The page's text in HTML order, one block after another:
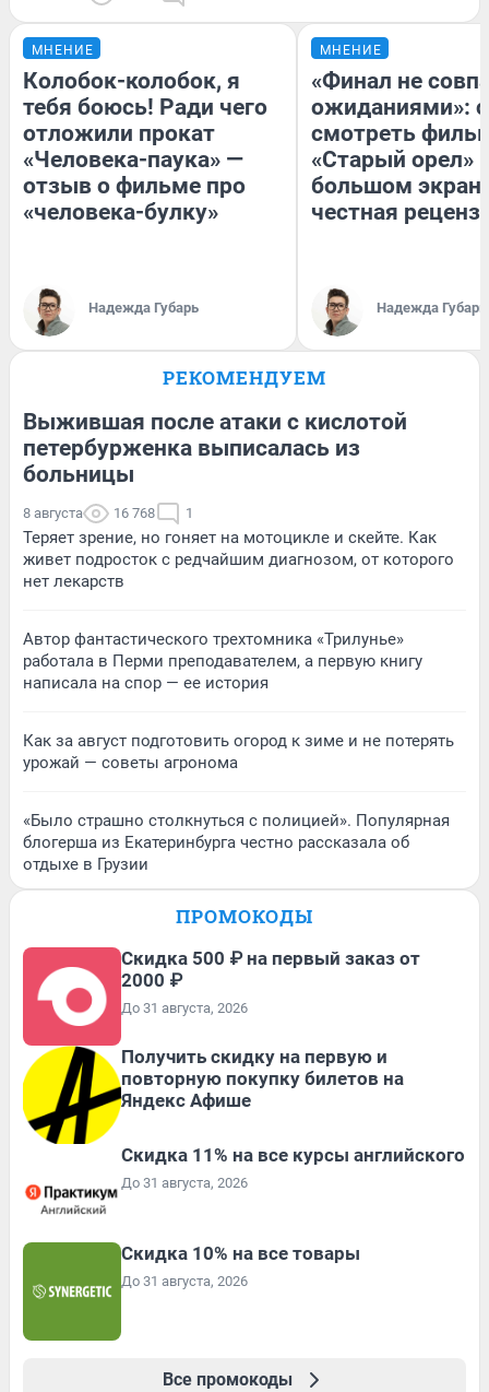
МНЕНИЕ
Колобок-колобок, я
тебя боюсь! Ради чего
отложили прокат
«Человека-паука» —
отзыв о фильме про
«человека-булку»
Надежда Губарь
МНЕНИЕ
«Финал не
ожиданиями»:
смотреть
«Старый орел»
большом
честная
Надежда Губарь
РЕКОМЕНДУЕМ
Выжившая после атаки с кислотой
петербурженка выписалась из
больницы
8 августа 16 768 1
Теряет зрение, но гоняет на мотоцикле и скейте. Как
живет подросток с редчайшим диагнозом, от которого
нет лекарств
Автор фантастического трехтомника «Трилунье»
работала в Перми преподавателем, а первую книгу
написала на спор — ее история
Как за август подготовить огород к зиме и не потерять
урожай — советы агронома
«Было страшно столкнуться с полицией». Популярная
блогерша из Екатеринбурга честно рассказала об
отдыхе в Грузии
ПРОМОКОДЫ
Скидка 500 ₽ на первый заказ от
2000 ₽
До 31 августа, 2026
Получить скидку на первую и
повторную покупку билетов на
Яндекс Афише
Скидка 11% на все курсы английского
До 31 августа, 2026
Скидка 10% на все товары
До 31 августа, 2026
Все промокоды